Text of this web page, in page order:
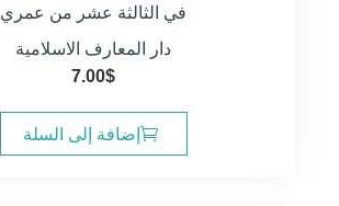
في الثالثة عشر من عمري
دار المعارف الاسلامية
7.00$
إضافة إلى السلة